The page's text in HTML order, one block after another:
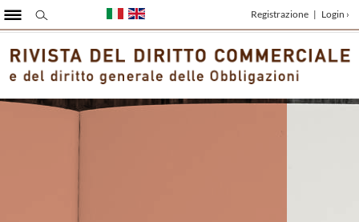
Registrazione | Login ›